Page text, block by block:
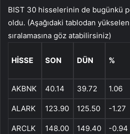
BIST 30 hisselerinin de bugünkü
oldu. (Aşağıdaki tablodan
sıralamasına göz atabilirsiniz)
HISSE SON DÜN %
AKBNK 40.14 39.72 1.06
ALARK 123.90 125.50 -1.27
ARCLK 148.00 149.40 -0.94